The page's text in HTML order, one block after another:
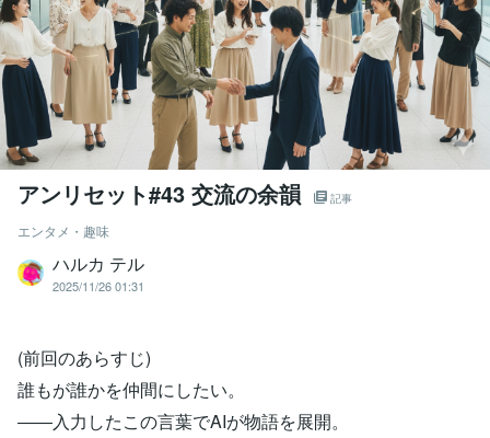
アンリセット#43 交流の余韻 記事
エンタメ・趣味
ハルカ テル
2025/11/26 01:31
(前回のあらすじ)
誰もが誰かを仲間にしたい。
――入力したこの言葉でAIが物語を展開。